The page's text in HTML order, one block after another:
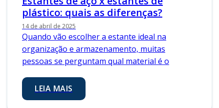
plástico: quais as diferenças?
14 de abril de 2025
Quando vão escolher a estante ideal na
organização e armazenamento, muitas
pessoas se perguntam qual material é o
LEIA MAIS